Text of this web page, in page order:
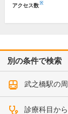
アクセス数※
別の条件で検索
武之橋駅の
診療科目か